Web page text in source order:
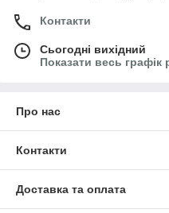
Контакти
Сьогодні вихідний
Показати весь графік
Про нас
Контакти
Доставка та оплата